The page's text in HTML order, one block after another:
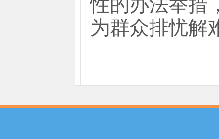
性的办法举措
为群众排忧解